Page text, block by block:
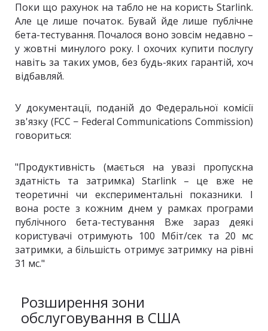
Поки що рахунок на табло не на користь Starlink.
Але це лише початок. Бувай йде лише публічне
бета-тестування. Почалося воно зовсім недавно –
у жовтні минулого року. І охочих купити послугу
навіть за таких умов, без будь-яких гарантій, хоч
відбавляй.
У документації, поданій до Федеральної комісії
зв'язку (FCC − Federal Communications Commission)
говориться:
"Продуктивність (мається на увазі пропускна
здатність та затримка) Starlink – це вже не
теоретичні чи експериментальні показники. І
вона росте з кожним днем ​​у рамках програми
публічного бета-тестування Вже зараз деякі
користувачі отримують 100 Мбіт/сек та 20 мс
затримки, а більшість отримує затримку на рівні
31 мс."
Розширення зони
обслуговування в США